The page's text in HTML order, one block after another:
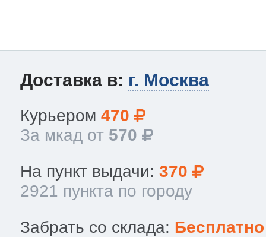
Доставка в: г. Москва
Курьером 470
За мкад от 570
На пункт выдачи: 370
2921 пункта по городу
Забрать со склада: Бесплатно